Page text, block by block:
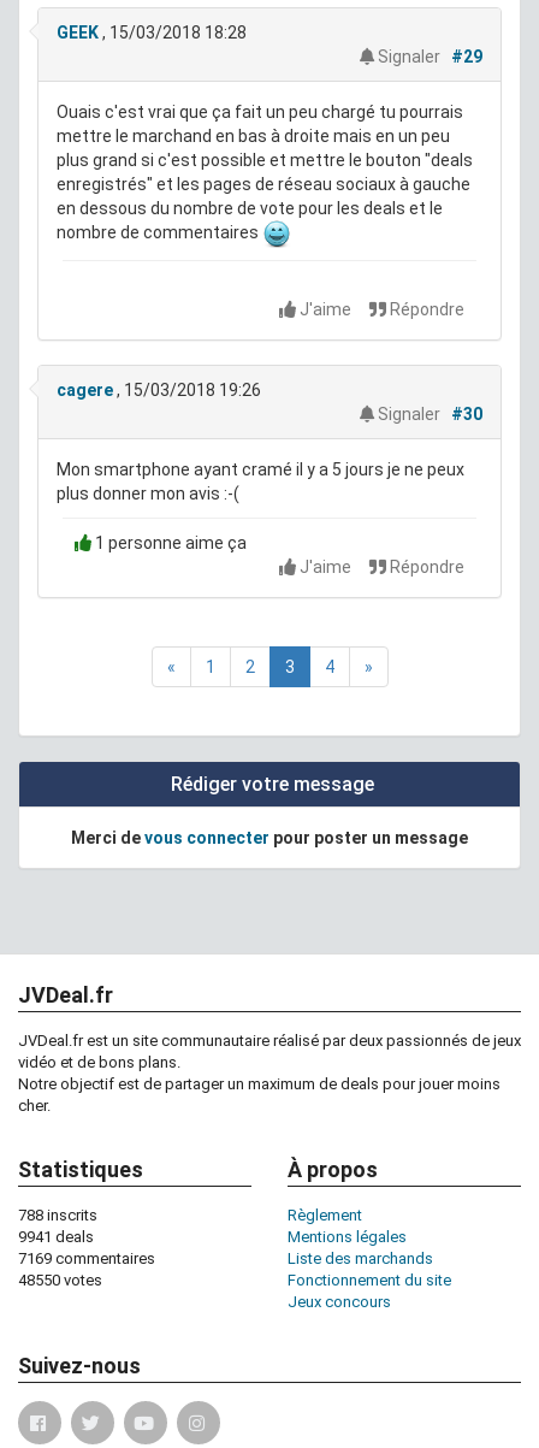
GEEK, 15/03/2018 18:28
Signaler
#29
Ouais c'est vrai que ça fait un peu chargé tu pourrais
mettre le marchand en bas à droite mais en un peu
plus grand si c'est possible et mettre le bouton "deals
enregistrés" et les pages de réseau sociaux à gauche
en dessous du nombre de vote pour les deals et le
nombre de commentaires
J'aime Répondre
cagere, 15/03/2018 19:26
Signaler
#30
Mon smartphone ayant cramé il y a 5 jours je ne peux
plus donner mon avis :-(
1 personne aime ça
J'aime
Répondre
« 1 2 3 4 »
Rédiger votre message
Merci devous connecter pour poster un message
JVDeal.fr
JVDeal.fr est un site communautaire réalisé par deux passionnés de jeux
vidéo et de bons plans.
Notre objectif est de partager un maximum de deals pour jouer moins
cher.
Statistiques
788 inscrits
9941 deals
7169 commentaires
48550 votes
À propos
Règlement
Mentions légales
Liste des marchands
Fonctionnement du site
Jeux concours
Suivez-nous